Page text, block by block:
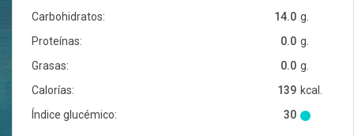
Carbohidratos:
g.
14.0
Proteínas:
g.
0.0
Grasas:
g.
0.0
Calorías:
kcal.
139
Índice glucémico:
30